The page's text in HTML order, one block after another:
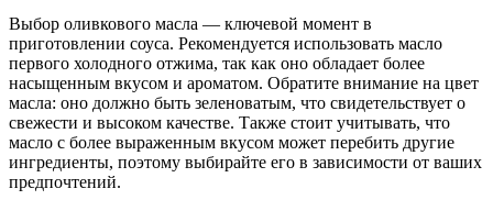
Выбор оливкового масла — ключевой момент в
приготовлении соуса. Рекомендуется использовать масло
первого холодного отжима, так как оно обладает более
насыщенным вкусом и ароматом. Обратите внимание на цвет
масла: оно должно быть зеленоватым, что свидетельствует о
свежести и высоком качестве. Также стоит учитывать, что
масло с более выраженным вкусом может перебить другие
ингредиенты, поэтому выбирайте его в зависимости от ваших
предпочтений.